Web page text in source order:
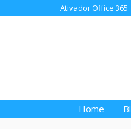
Ativador Office 365
Home